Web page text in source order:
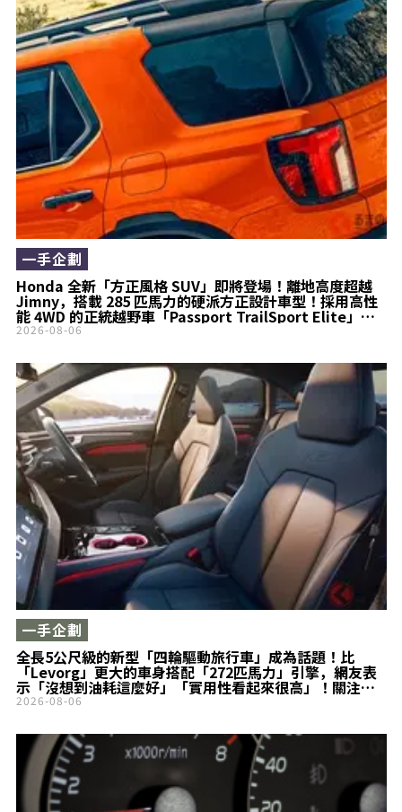
Honda 全新「方正風格 SUV」即將登場！離地高度超越
Jimny，搭載 285 匹馬力的硬派方正設計車型！採用高性
能 4WD 的正統越野車「Passport TrailSport Elite」究
竟是什麼樣的車？
一手企劃
2026-08-06
全長5公尺級的新型「四輪驅動旅行車」成為話題！比
「Levorg」更大的車身搭配「272匹馬力」引擎，網友表
示「沒想到油耗這麼好」「實用性看起來很高」！關注
Audi「A6 Avant」
一手企劃
2026-08-06